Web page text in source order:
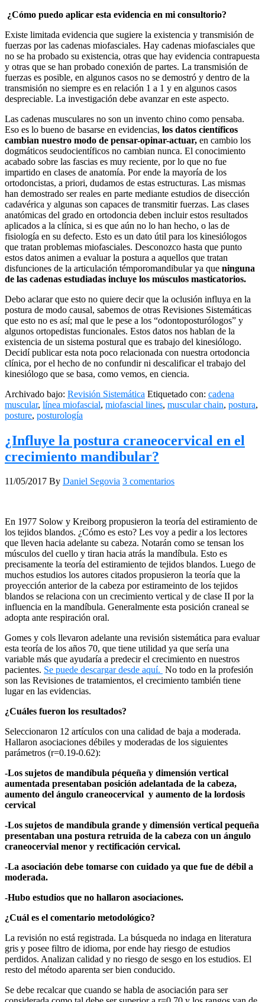
¿Cómo puedo aplicar esta evidencia en mi consultorio?
Existe limitada evidencia que sugiere la existencia y transmisión de
fuerzas por las cadenas miofasciales. Hay cadenas miofasciales que
no se ha probado su existencia, otras que hay evidencia contrapuesta
y otras que se han probado conexión de partes. La transmisión de
fuerzas es posible, en algunos casos no se demostró y dentro de la
transmisión no siempre es en relación 1 a 1 y en algunos casos
despreciable. La investigación debe avanzar en este aspecto.
Las cadenas musculares no son un invento chino como pensaba.
Eso es lo bueno de basarse en evidencias, los datos científicos
cambian nuestro modo de pensar-opinar-actuar, en cambio los
dogmáticos seudocientíficos no cambian nunca. El conocimiento
acabado sobre las fascias es muy reciente, por lo que no fue
impartido en clases de anatomía. Por ende la mayoría de los
ortodoncistas, a priori, dudamos de estas estructuras. Las mismas
han demostrado ser reales en parte mediante estudios de disección
cadavérica y algunas son capaces de transmitir fuerzas. Las clases
anatómicas del grado en ortodoncia deben incluir estos resultados
aplicados a la clínica, si es que aún no lo han hecho, o las de
fisiología en su defecto. Esto es un dato útil para los kinesiólogos
que tratan problemas miofasciales. Desconozco hasta que punto
estos datos animen a evaluar la postura a aquellos que tratan
disfunciones de la articulación témporomandibular ya que ninguna
de las cadenas estudiadas incluye los músculos masticatorios.
Debo aclarar que esto no quiere decir que la oclusión influya en la
postura de modo causal, sabemos de otras Revisiones Sistemáticas
que esto no es así; mal que le pese a los “odontoposturólogos” y
algunos ortopedistas funcionales. Estos datos nos hablan de la
existencia de un sistema postural que es trabajo del kinesiólogo.
Decidí publicar esta nota poco relacionada con nuestra ortodoncia
clínica, por el hecho de no confundir ni descalificar el trabajo del
kinesiólogo que se basa, como vemos, en ciencia.
Archivado bajo: Revisión Sistemática Etiquetado con: cadena
muscular, línea miofascial, miofascial lines, muscular chain, postura,
posture, posturología
¿Influye la postura craneocervical en el
crecimiento mandibular?
11/05/2017 By Daniel Segovia 3 comentarios
En 1977 Solow y Kreiborg propusieron la teoría del estiramiento de
los tejidos blandos. ¿Cómo es esto? Les voy a pedir a los lectores
que lleven hacia adelante su cabeza. Notarán como se tensan los
músculos del cuello y tiran hacia atrás la mandíbula. Esto es
precisamente la teoría del estiramiento de tejidos blandos. Luego de
muchos estudios los autores citados propusieron la teoría que la
proyección anterior de la cabeza por estirameinto de los tejidos
blandos se relaciona con un crecimiento vertical y de clase II por la
influencia en la mandíbula. Generalmente esta posición craneal se
adopta ante respiración oral.
Gomes y cols llevaron adelante una revisión sistemática para evaluar
esta teoría de los años 70, que tiene utilidad ya que sería una
variable más que ayudaría a predecir el crecimiento en nuestros
pacientes. Se puede descargar desde aquí. No todo en la profesión
son las Revisiones de tratamientos, el crecimiento también tiene
lugar en las evidencias.
¿Cuáles fueron los resultados?
Seleccionaron 12 artículos con una calidad de baja a moderada.
Hallaron asociaciones débiles y moderadas de los siguientes
parámetros (r=0.19-0.62):
-Los sujetos de mandíbula péqueña y dimensión vertical
aumentada presentaban posición adelantada de la cabeza,
aumento del ángulo craneocervical y aumento de la lordosis
cervical
-Los sujetos de mandíbula grande y dimensión vertical pequeña
presentaban una postura retruida de la cabeza con un ángulo
craneocervial menor y rectificación cervical.
-La asociación debe tomarse con cuidado ya que fue de débil a
moderada.
-Hubo estudios que no hallaron asociaciones.
¿Cuál es el comentario metodológico?
La revisión no está registrada. La búsqueda no indaga en literatura
gris y posee filtro de idioma, por ende hay riesgo de estudios
perdidos. Analizan calidad y no riesgo de sesgo en los estudios. El
resto del método aparenta ser bien conducido.
Se debe recalcar que cuando se habla de asociación para ser